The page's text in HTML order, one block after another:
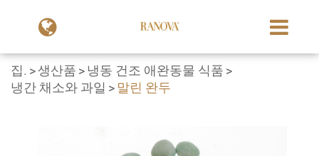
집. 생산품
냉동 건조 애완동물 식품
냉간 채소와 과일
말린 완두